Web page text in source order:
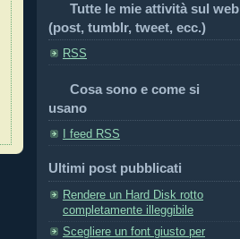
Tutte le mie attività sul web
(post, tumblr, tweet, ecc.)
RSS
Cosa sono e come si
usano
I feed RSS
Ultimi post pubblicati
Rendere un Hard Disk rotto
completamente illeggibile
Scegliere un font giusto per